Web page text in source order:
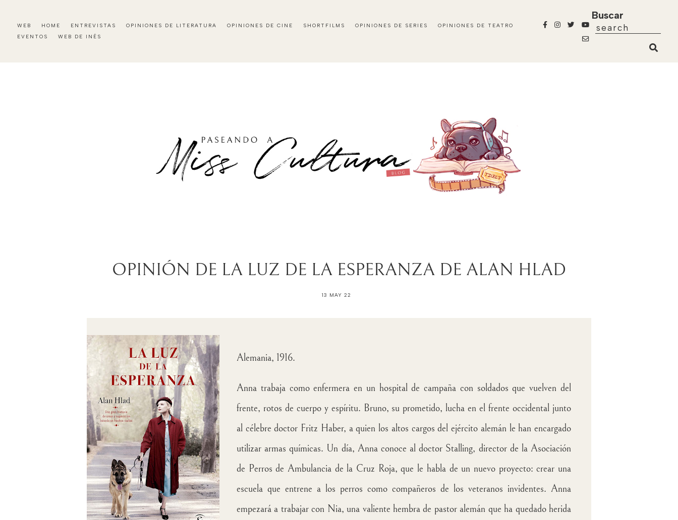
WEB HOME ENTREVISTAS OPINIONES DE LITERATURA OPINIONES DE CINE SHORTFILMS OPINIONES DE SERIES
OPINIONES DE TEATRO
EVENTOS
WEB DE INÉS
Buscar
OPINIÓN DE LA LUZ DE LA ESPERANZA DE ALAN HLAD
13 MAY 22
Alemania, 1916.
Anna trabaja como enfermera en un hospital de campaña con soldados que vuelven del
frente, rotos de cuerpo y espíritu. Bruno, su prometido, lucha en el frente occidental junto
al célebre doctor Fritz Haber, a quien los altos cargos del ejército alemán le han encargado
utilizar armas químicas. Un día, Anna conoce al doctor Stalling, director de la Asociación
de Perros de Ambulancia de la Cruz Roja, que le habla de un nuevo proyecto: crear una
escuela que entrene a los perros como compañeros de los veteranos invidentes. Anna
empezará a trabajar con Nia, una valiente hembra de pastor alemán que ha quedado herida